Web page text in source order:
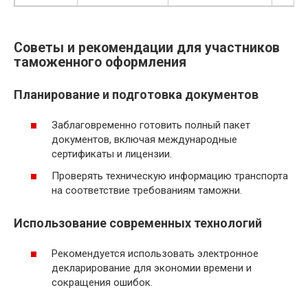
Советы и рекомендации для участников
таможенного оформления
Планирование и подготовка документов
Заблаговременно готовить полный пакет
документов, включая международные
сертификаты и лицензии.
Проверять техническую информацию транспорта
на соответствие требованиям таможни.
Использование современных технологий
Рекомендуется использовать электронное
декларирование для экономии времени и
сокращения ошибок.